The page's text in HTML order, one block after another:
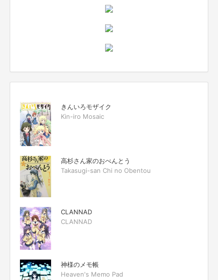
きんいろモザイク
Kin-iro Mosaic
高杉さん家のおべんとう
Takasugi-san Chi no Obentou
CLANNAD
CLANNAD
神様のメモ帳
Heaven's Memo Pad